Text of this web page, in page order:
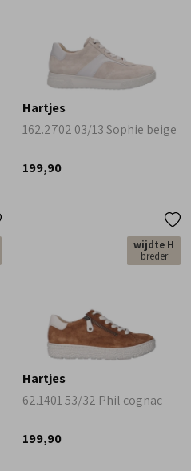
Hartjes
162.2702 03/13 Sophie beige
199,90
wijdte H
breder
Hartjes
62.1401 53/32 Phil cognac
199,90